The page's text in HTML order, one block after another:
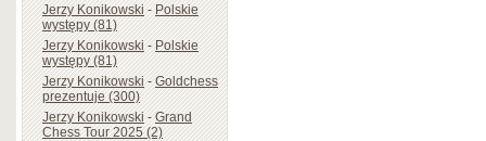
Jerzy Konikowski-Polskie
występy (81)
Jerzy Konikowski-Polskie
występy (81)
Jerzy Konikowski-Goldchess
prezentuje (300)
Jerzy Konikowski-Grand
Chess Tour 2025 (2)